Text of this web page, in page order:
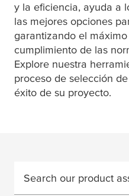
y la eficiencia, ayuda a
las mejores opciones
garantizando el
cumplimiento de las
Explore nuestra
proceso de selección
éxito de su proyecto.
Search our product